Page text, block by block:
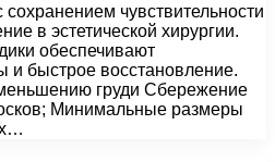
чувствительности
в эстетической хирургии.
обеспечивают
быстрое восстановление.
груди Сбережение
Минимальные размеры